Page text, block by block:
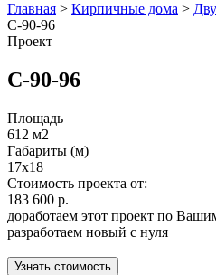
Главная > Кирпичные дома >
С-90-96
Проект
С-90-96
Площадь
612 м2
Габариты (м)
17x18
Стоимость проекта от:
183 600 р.
доработаем этот проект по
разработаем новый с нуля
Узнать стоимость